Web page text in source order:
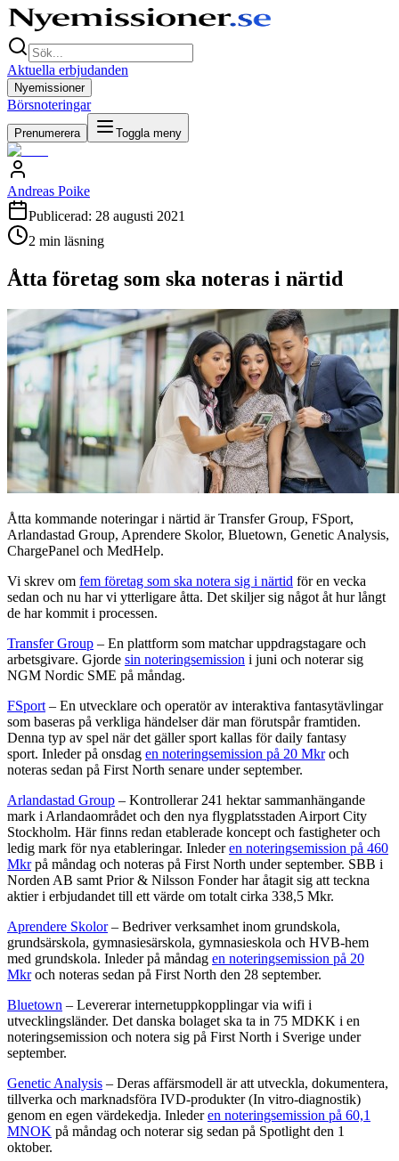
Aktuella erbjudanden
Nyemissioner
Börsnoteringar
Prenumerera Toggla meny
Andreas Poike
Publicerad: 28 augusti 2021
2 min läsning
Åtta företag som ska noteras i närtid
Åtta kommande noteringar i närtid är Transfer Group, FSport,
Arlandastad Group, Aprendere Skolor, Bluetown, Genetic Analysis,
ChargePanel och MedHelp.
Vi skrev om fem företag som ska notera sig i närtid för en vecka
sedan och nu har vi ytterligare åtta. Det skiljer sig något åt hur långt
de har kommit i processen.
Transfer Group – En plattform som matchar uppdragstagare och
arbetsgivare. Gjorde sin noteringsemission i juni och noterar sig
NGM Nordic SME på måndag.
FSport – En utvecklare och operatör av interaktiva fantasytävlingar
som baseras på verkliga händelser där man förutspår framtiden.
Denna typ av spel när det gäller sport kallas för daily fantasy
sport. Inleder på onsdag en noteringsemission på 20 Mkroch
noteras sedan på First North senare under september.
Arlandastad Group – Kontrollerar 241 hektar sammanhängande
mark i Arlandaområdet och den nya flygplatsstaden Airport City
Stockholm. Här finns redan etablerade koncept och fastigheter och
ledig mark för nya etableringar. Inlederen noteringsemission på 460
Mkrpå måndag och noteras på First North under september. SBB i
Norden AB samt Prior & Nilsson Fonder har åtagit sig att teckna
aktier i erbjudandet till ett värde om totalt cirka 338,5 Mkr.
Aprendere Skolor– Bedriver verksamhet inom grundskola,
grundsärskola, gymnasiesärskola, gymnasieskola och HVB-hem
med grundskola. Inleder på måndag en noteringsemission på 20
Mkroch noteras sedan på First North den 28 september.
Bluetown – Levererar internetuppkopplingar via wifi i
utvecklingsländer. Det danska bolaget ska ta in 75 MDKK i en
noteringsemission och notera sig på First North i Sverige under
september.
Genetic Analysis – Deras affärsmodell är att utveckla, dokumentera,
tillverka och marknadsföra IVD-produkter (In vitro-diagnostik)
genom en egen värdekedja. Inlederen noteringsemission på 60,1
MNOK på måndag och noterar sig sedan på Spotlight den 1
oktober.